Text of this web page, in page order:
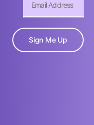
Sign Me Up